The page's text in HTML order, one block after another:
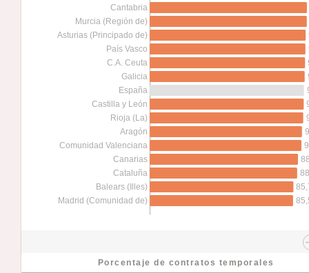
Madrid (Comunidad de)
Balears (Illes)
Cataluña
Canarias
Comunidad Valenciana
Aragón
Rioja (La)
Castilla y León
España
Galicia
C.A. Ceuta
País Vasco
Asturias (Principado de)
Murcia (Región de)
Cantabria
Porcentaje de contratos temporales